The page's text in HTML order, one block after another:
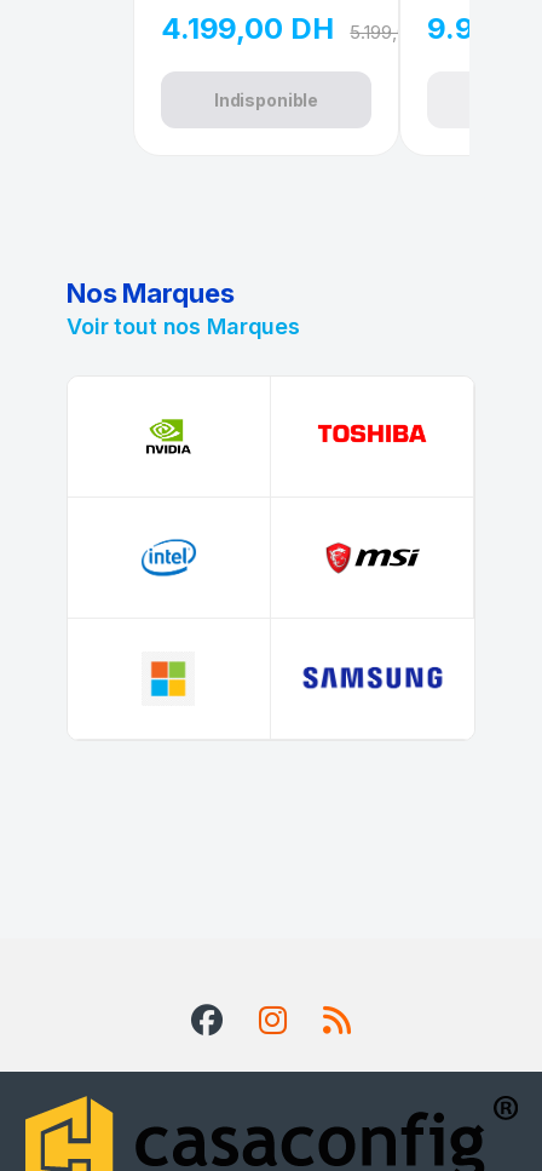
4.199,00 DH 5.199,00 DH
Indisponible
Nos Marques
Voir tout nos Marques